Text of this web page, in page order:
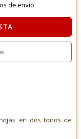
de envío
en dos tonos de